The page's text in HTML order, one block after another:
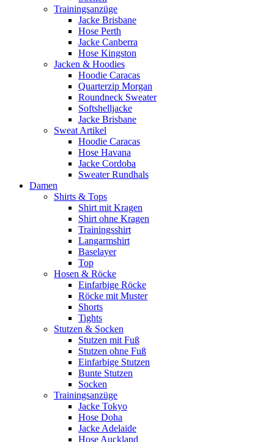
Trainingsanzüge
Jacke Brisbane
Hose Perth
Jacke Canberra
Hose Kingston
Jacken & Hoodies
Hoodie Caracas
Quarterzip Morgan
Roundneck Sweater
Softshelljacke
Jacke Brisbane
Sweat Artikel
Hoodie Caracas
Hose Havana
Jacke Cordoba
Sweater Rundhals
Damen
Shirts & Tops
Shirt mit Kragen
Shirt ohne Kragen
Trainingsshirt
Langarmshirt
Baselayer
Top
Hosen & Röcke
Einfarbige Röcke
Röcke mit Muster
Shorts
Tights
Stutzen & Socken
Stutzen mit Fuß
Stutzen ohne Fuß
Einfarbige Stutzen
Bunte Stutzen
Socken
Trainingsanzüge
Jacke Tokyo
Hose Doha
Jacke Adelaide
Hose Auckland